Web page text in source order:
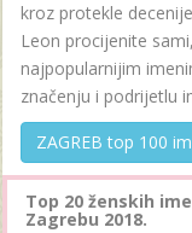
kroz protekle
Leon procijenite
najpopularnijim
značenju i podrijetlu
ZAGREB top 100
Top 20 ženskih
Zagrebu 2018.